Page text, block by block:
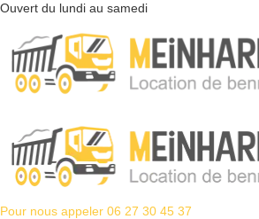
Ouvert du lundi au samedi
Pour nous appeler 06 27 30 45 37